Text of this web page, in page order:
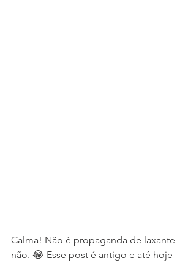
Calma! Não é propaganda de laxante
não. 😂 Esse post é antigo e até hoje